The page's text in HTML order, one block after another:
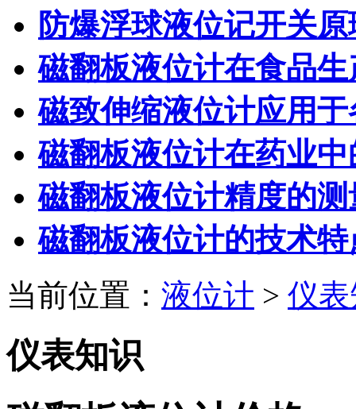
防爆浮球液位记开关
磁翻板液位计在食品
磁致伸缩液位计应用
磁翻板液位计在药业
磁翻板液位计精度的
磁翻板液位计的技术
当前位置： 液位计 > 仪
仪表知识